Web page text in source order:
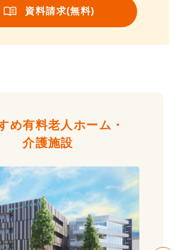
資料請求(無料)
め有料老人ホーム・
介護施設